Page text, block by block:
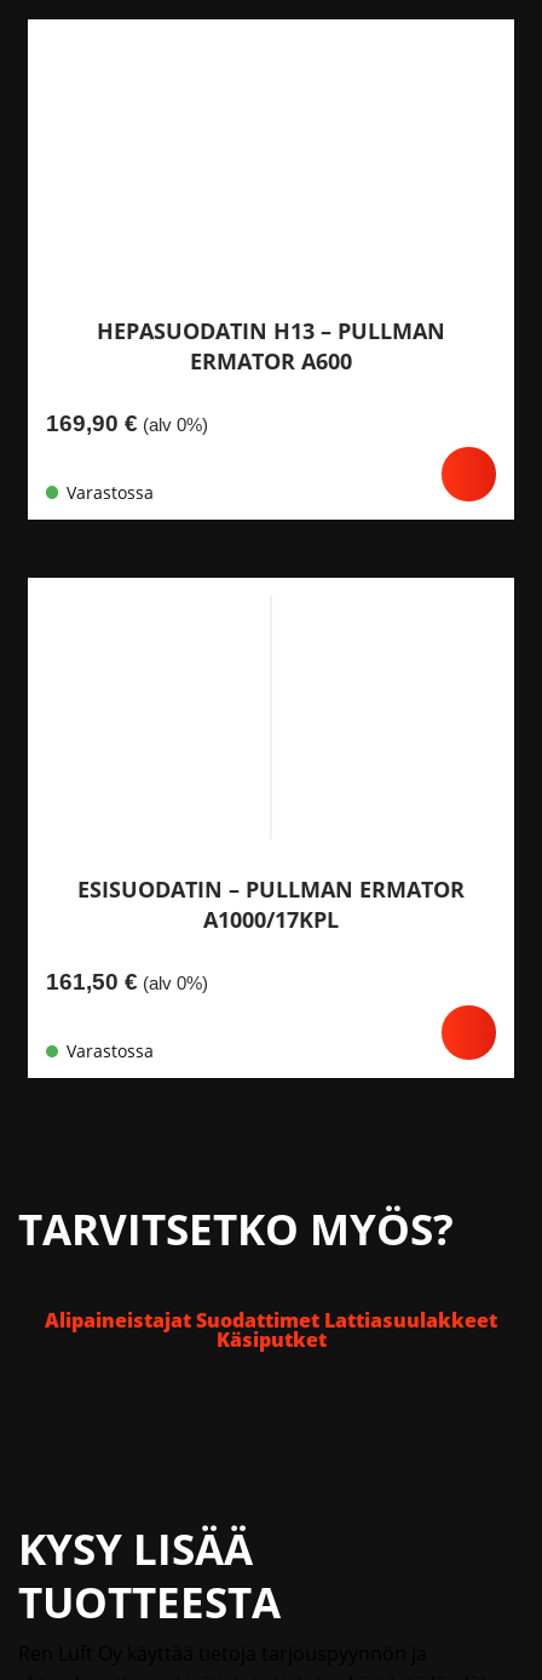
HEPASUODATIN H13 – PULLMAN
ERMATOR A600
169,90 € (alv 0%)
Varastossa
ESISUODATIN – PULLMAN ERMATOR
A1000/17KPL
161,50 € (alv 0%)
Varastossa
TARVITSETKO MYÖS?
AlipaineistajatSuodattimet Lattiasuulakkeet
Käsiputket
KYSY LISÄÄ
TUOTTEESTA